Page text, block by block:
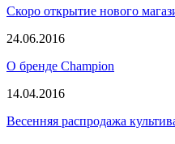
Скоро открытие нового
24.06.2016
О бренде Champion
14.04.2016
Весенняя распродажа